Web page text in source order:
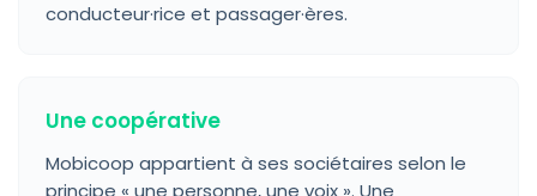
conducteur·rice et passager·ères.
Une coopérative
Mobicoop appartient à ses sociétaires selon le
principe « une personne, une voix ». Une